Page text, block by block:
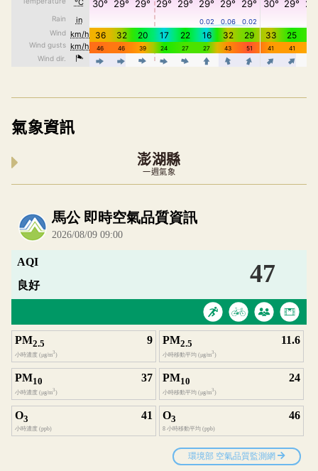
氣象資訊
澎湖縣
一週氣象
內嵌空氣品質小工具為視覺預覽，完整即時空